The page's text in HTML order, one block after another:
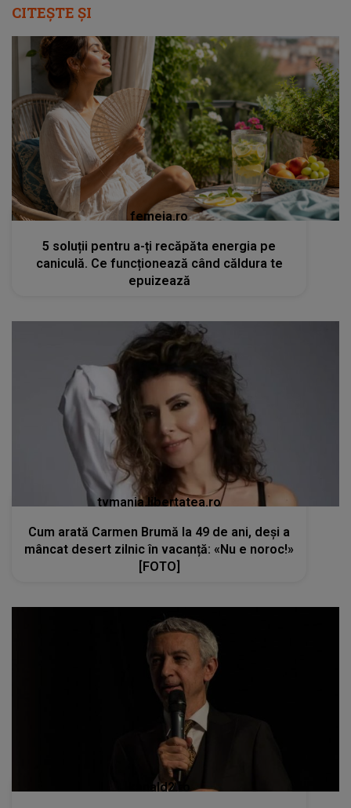
CITEȘTE ȘI
femeia.ro
5 soluții pentru a-ți recăpăta energia pe
caniculă. Ce funcționează când căldura te
epuizează
tvmania.libertatea.ro
Cum arată Carmen Brumă la 49 de ani, deși a
mâncat desert zilnic în vacanță: «Nu e noroc!»
[FOTO]
kanald2.ro